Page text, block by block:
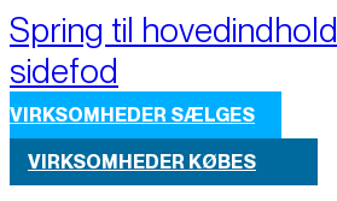
Spring til hovedindhold
sidefod
VIRKSOMHEDER SÆLGES
VIRKSOMHEDER KØBES